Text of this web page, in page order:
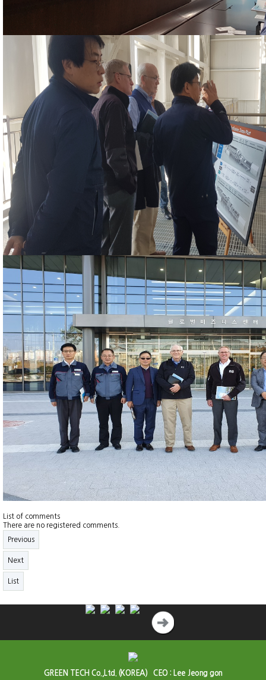
List of comments
There are no registered comments.
Previous
Next
List
GREEN TECH Co.,Ltd. (KOREA)
CEO : Lee Jeong gon